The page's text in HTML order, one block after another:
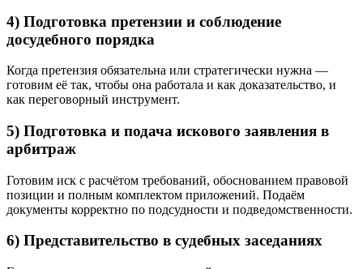
4) Подготовка претензии и соблюдение
досудебного порядка
Когда претензия обязательна или стратегически нужна —
готовим её так, чтобы она работала и как доказательство, и
как переговорный инструмент.
5) Подготовка и подача искового заявления в
арбитраж
Готовим иск с расчётом требований, обоснованием правовой
позиции и полным комплектом приложений. Подаём
документы корректно по подсудности и подведомственности.
6) Представительство в судебных заседаниях